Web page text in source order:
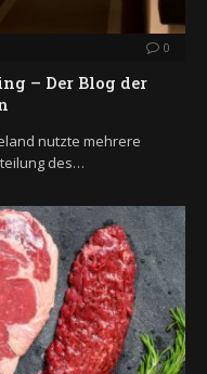
0
– Der Blog der
nutzte mehrere
des…